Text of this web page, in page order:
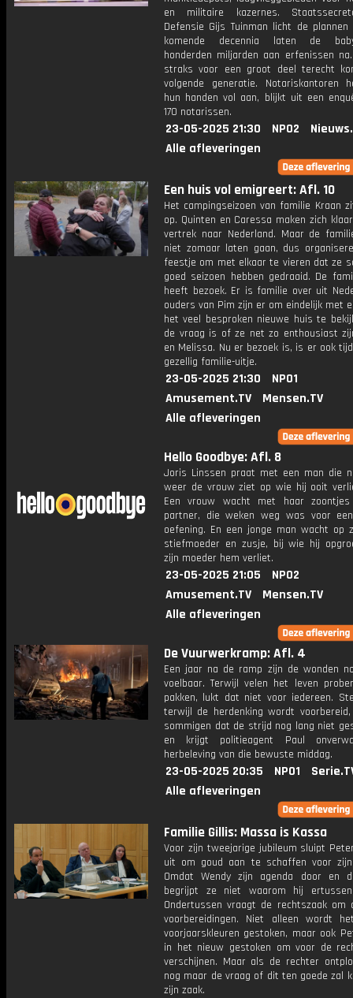
en militaire kazernes.
Defensie Gijs Tuinman licht de
komende decennia laten de
honderden miljarden aan erfenissen
straks voor een groot deel terecht
volgende generatie. Notariskantoren
hun handen vol aan, blijkt uit een
170 notarissen.
23-05-2025 21:30 NPO2
Alle afleveringen
Een huis vol emigreert: Afl. 10
Het campingseizoen van familie Kraan
op. Quinten en Caressa maken zich
vertrek naar Nederland. Maar de
niet zomaar laten gaan, dus
feestje om met elkaar te vieren dat ze
goed seizoen hebben gedraaid. De
heeft bezoek. Er is familie over uit
ouders van Pim zijn er om eindelijk met
het veel besproken nieuwe huis te
de vraag is of ze net zo enthousiast
en Melissa. Nu er bezoek is, is er ook
gezellig familie-uitje.
23-05-2025 21:30
NPO1
Amusement.TV
Mensen.TV
Alle afleveringen
Hello Goodbye: Afl. 8
Joris Linssen praat met een man die
weer de vrouw ziet op wie hij ooit
Een vrouw wacht met haar
partner, die weken weg was voor
oefening. En een jonge man wacht op
stiefmoeder en zusje, bij wie hij
zijn moeder hem verliet.
23-05-2025 21:05
NPO2
Amusement.TV
Mensen.TV
Alle afleveringen
De Vuurwerkramp: Afl. 4
Een jaar na de ramp zijn de wonden
voelbaar. Terwijl velen het leven
pakken, lukt dat niet voor iedereen.
terwijl de herdenking wordt
sommigen dat de strijd nog lang niet
en krijgt politieagent Paul
herbeleving van die bewuste middag.
23-05-2025 20:35 NPO1
Alle afleveringen
Familie Gillis: Massa is Kassa
Voor zijn tweejarige jubileum sluipt
uit om goud aan te schaffen voor
Omdat Wendy zijn agenda door en
begrijpt ze niet waarom hij
Ondertussen vraagt de rechtszaak om
voorbereidingen. Niet alleen wordt
voorjaarskleuren gestoken, maar ook
in het nieuw gestoken om voor de
verschijnen. Maar als de rechter
nog maar de vraag of dit ten goede zal
zijn zaak.